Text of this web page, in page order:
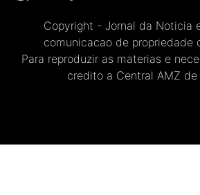
Copyright - Jornal da Noticia
comunicacao de propriedade
Para reproduzir as materias e
credito a Central AMZ